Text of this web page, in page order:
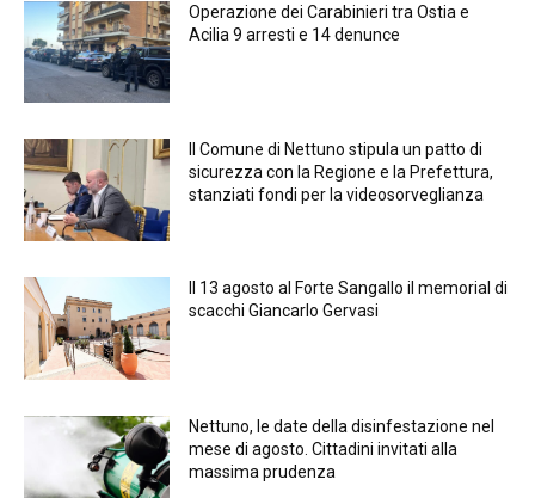
Operazione dei Carabinieri tra Ostia e
Acilia 9 arresti e 14 denunce
Il Comune di Nettuno stipula un patto di
sicurezza con la Regione e la Prefettura,
stanziati fondi per la videosorveglianza
Il 13 agosto al Forte Sangallo il memorial di
scacchi Giancarlo Gervasi
Nettuno, le date della disinfestazione nel
mese di agosto. Cittadini invitati alla
massima prudenza